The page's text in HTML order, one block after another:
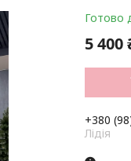
Готово
5 400
+380
Лідія